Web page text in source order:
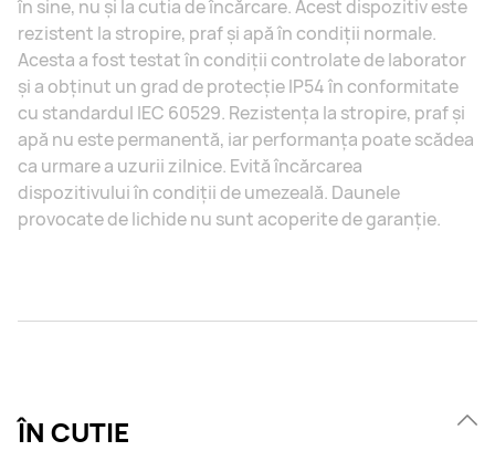
în sine, nu și la cutia de încărcare. Acest dispozitiv este
rezistent la stropire, praf și apă în condiții normale.
Acesta a fost testat în condiții controlate de laborator
și a obținut un grad de protecție IP54 în conformitate
cu standardul IEC 60529. Rezistența la stropire, praf și
apă nu este permanentă, iar performanța poate scădea
ca urmare a uzurii zilnice. Evită încărcarea
dispozitivului în condiții de umezeală. Daunele
provocate de lichide nu sunt acoperite de garanție.
ÎN CUTIE